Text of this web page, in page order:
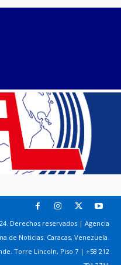
Derechos reservados | Agencia
de Noticias. Caracas, Venezuela.
Torre Lincoln, Piso 7 | +58 212